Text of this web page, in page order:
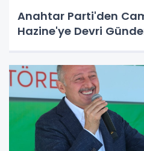
Anahtar Parti'den
Hazine'ye Devri